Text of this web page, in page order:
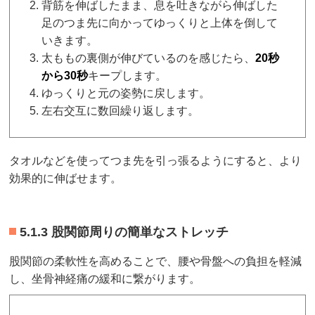
背筋を伸ばしたまま、息を吐きながら伸ばした
足のつま先に向かってゆっくりと上体を倒して
いきます。
太ももの裏側が伸びているのを感じたら、20秒
から30秒キープします。
ゆっくりと元の姿勢に戻します。
左右交互に数回繰り返します。
タオルなどを使ってつま先を引っ張るようにすると、より
効果的に伸ばせます。
5.1.3 股関節周りの簡単なストレッチ
股関節の柔軟性を高めることで、腰や骨盤への負担を軽減
し、坐骨神経痛の緩和に繋がります。